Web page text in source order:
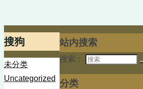
搜狗
未分类
Uncategorized
站内搜索
搜索：
分类